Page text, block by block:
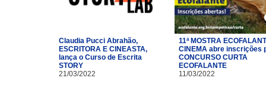
Claudia Pucci Abrahão,
ESCRITORA E CINEASTA,
lança o Curso de Escrita
STORY
21/03/2022
11ª MOSTRA
CINEMA abre inscrições
CONCURSO CURTA
ECOFALANTE
11/03/2022